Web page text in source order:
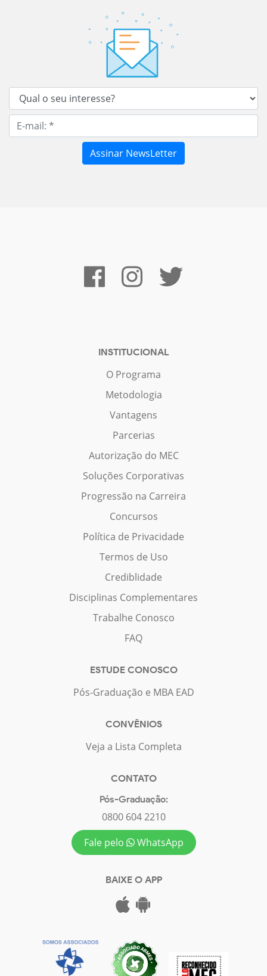
INSTITUCIONAL
O Programa
Metodologia
Vantagens
Parcerias
Autorização do MEC
Soluções Corporativas
Progressão na Carreira
Concursos
Política de Privacidade
Termos de Uso
Crediblidade
Disciplinas Complementares
Trabalhe Conosco
FAQ
ESTUDE CONOSCO
Pós-Graduação e MBA EAD
CONVÊNIOS
Veja a Lista Completa
CONTATO
Pós-Graduação:
0800 604 2210
Fale pelo
WhatsApp
BAIXE O APP